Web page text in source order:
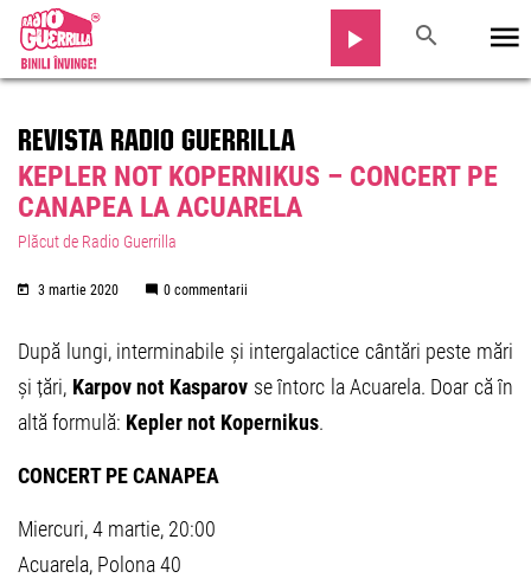
REVISTA RADIO GUERRILLA
KEPLER NOT KOPERNIKUS – CONCERT PE
CANAPEA LA ACUARELA
Plăcut de Radio Guerrilla
3 martie 2020 0 commentarii
După lungi, interminabile și intergalactice cântări peste mări
și țări, Karpov not Kasparov se întorc la Acuarela. Doar că în
altă formulă: Kepler not Kopernikus.
CONCERT PE CANAPEA
Miercuri, 4 martie, 20:00
Acuarela, Polona 40